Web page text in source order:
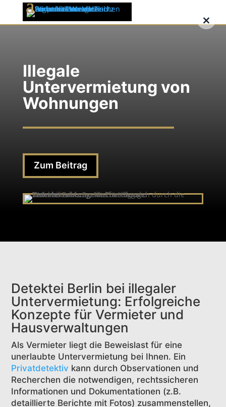
Illegale
Untervermietung von
Wohnungen
Zum Beitrag
Detektei Berlin bei illegaler
Untervermietung: Erfolgreiche
Konzepte für Vermieter und
Hausverwaltungen
Als Vermieter liegt die Beweislast für eine
unerlaubte Untervermietung bei Ihnen. Ein
Privatdetektiv kann durch Observationen und
Recherchen die notwendigen, rechtssicheren
Informationen und Dokumentationen (z.B.
detaillierte Berichte mit Fotos) zusammenstellen,
×